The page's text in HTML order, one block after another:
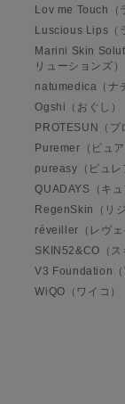
Lov me Touch（
Luscious Lips（
Marini Skin
リューションズ）
natumedica（ナ
Ogshi（おぐし）
PROTESUN（プ
Puremer（ピュア
pureasy（ピュレ
QUADAYS（キュ
RegenSkin（リ
réveiller（レヴェ
SKIN52&CO（ス
V3 Foundation（
WiQO（ワイコ）